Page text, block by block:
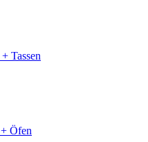
Tassen
Öfen